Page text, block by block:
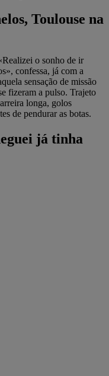
Toulouse na
o sonho de ir
confessa, já com a
sensação de missão
fizeram a pulso. Trajeto
longa, golos
de pendurar as botas.
já tinha